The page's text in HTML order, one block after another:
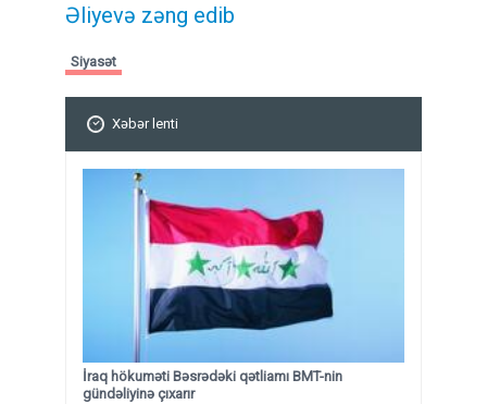
Əliyevə zəng edib
Siyasət
Xəbər lenti
İraq hökuməti Bəsrədəki qətliamı BMT-nin
gündəliyinə çıxarır